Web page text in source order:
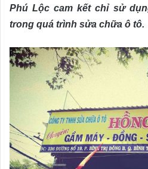
Phú Lộc cam kết chỉ sử
trong quá trình sửa chữa ô tô.